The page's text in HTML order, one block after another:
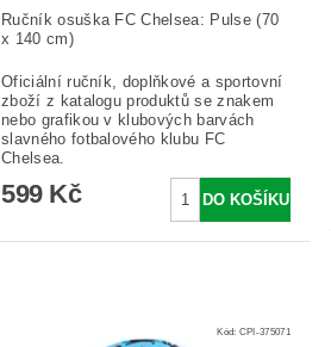
Ručník osuška FC Chelsea: Pulse (70
x 140 cm)
Oficiální ručník, doplňkové a sportovní
zboží z katalogu produktů se znakem
nebo grafikou v klubových barvách
slavného fotbalového klubu FC
Chelsea.
599 Kč
Kód: CPI-375071